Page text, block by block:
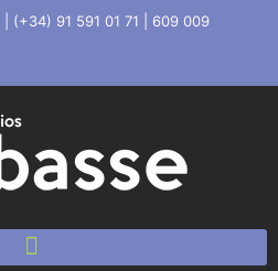
(+34) 91 591 01 71
609 009